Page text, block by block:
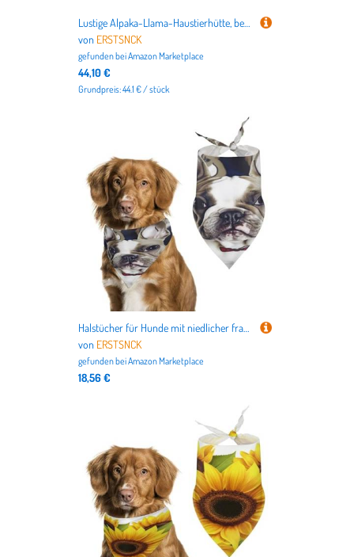
Lustige Alpaka-Llama-Haustierhütte, bequemes Nest für Haustiere, Weltraumkapsel, warm, weich, für den Innenbereich, Haustierhaus, für Katzen, kleine Hunde und mittelgroße Tiere
von ERSTSNCK
gefunden beiAmazon Marketplace
44,10 €
Grundpreis: 44.1 € / stück
Halstücher für Hunde mit niedlicher französischer Bulldogge, weich, Baumwolle, waschbar, für den täglichen Sommer, langlebig, dreieckig, wendbar, geeignet für kleine, mittelgroße und große Hunde und
von ERSTSNCK
gefunden beiAmazon Marketplace
18,56 €